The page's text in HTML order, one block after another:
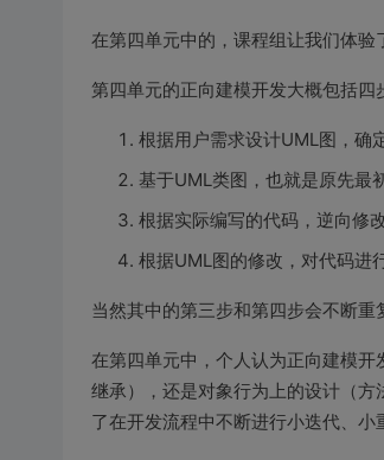
在第四单元中的，课程组让我们体验
第四单元的正向建模开发大概包括四
根据用户需求设计UML图，确
基于UML类图，也就是原先最
根据实际编写的代码，逆向修
根据UML图的修改，对代码进
当然其中的第三步和第四步会不断
在第四单元中，个人认为正向建模
继承），还是对象行为上的设计（
了在开发流程中不断进行小迭代、小